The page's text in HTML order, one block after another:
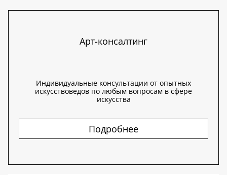
Арт-консалтинг
Индивидуальные консультации от опытных
искусствоведов по любым вопросам в сфере
искусства
Подробнее